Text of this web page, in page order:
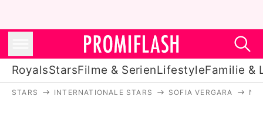
RoyalsStarsFilme & SerienLifestyleFamilie &
STARS INTERNATIONALE STARS SOFIA VERGARA